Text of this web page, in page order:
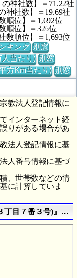
の神社数】＝71.22社
神社数】＝19.69社
順位】＝1,692位
順位】＝326位
数順位】＝1,693位
キング 別窓
人当たり) 別窓
方Km当たり) 別窓
教法人登記情報に
インターネット経
りがある場合があ
法人登記情報に基
人番号情報に基づ
、世帯数などの情
に計算していま
丁目７番３号)』の